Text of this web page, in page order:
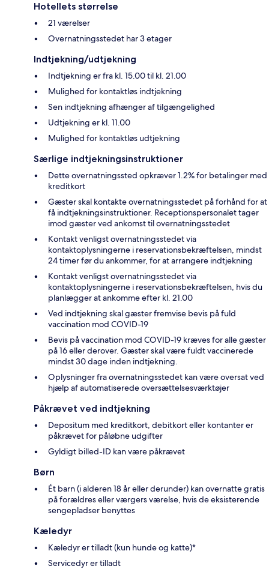
Hotellets størrelse
21 værelser
Overnatningsstedet har 3 etager
Indtjekning/udtjekning
Indtjekning er fra kl. 15.00 til kl. 21.00
Mulighed for kontaktløs indtjekning
Sen indtjekning afhænger af tilgængelighed
Udtjekning er kl. 11.00
Mulighed for kontaktløs udtjekning
Særlige indtjekningsinstruktioner
Dette overnatningssted opkræver 1.2% for betalinger med
kreditkort
Gæster skal kontakte overnatningsstedet på forhånd for at
få indtjekningsinstruktioner. Receptionspersonalet tager
imod gæster ved ankomst til overnatningsstedet
Kontakt venligst overnatningsstedet via
kontaktoplysningerne i reservationsbekræftelsen, mindst
24 timer før du ankommer, for at arrangere indtjekning
Kontakt venligst overnatningsstedet via
kontaktoplysningerne i reservationsbekræftelsen, hvis du
planlægger at ankomme efter kl. 21.00
Ved indtjekning skal gæster fremvise bevis på fuld
vaccination mod COVID-19
Bevis på vaccination mod COVID-19 kræves for alle gæster
på 16 eller derover. Gæster skal være fuldt vaccinerede
mindst 30 dage inden indtjekning.
Oplysninger fra overnatningsstedet kan være oversat ved
hjælp af automatiserede oversættelsesværktøjer
Påkrævet ved indtjekning
Depositum med kreditkort, debitkort eller kontanter er
påkrævet for påløbne udgifter
Gyldigt billed-ID kan være påkrævet
Børn
Ét barn (i alderen 18 år eller derunder) kan overnatte gratis
på forældres eller værgers værelse, hvis de eksisterende
sengepladser benyttes
Kæledyr
Kæledyr er tilladt (kun hunde og katte)*
Servicedyr er tilladt